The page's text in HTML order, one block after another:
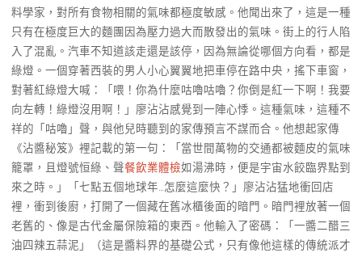
料學家，對所有食物相關的氣味都極度敏感。他聞出來了，這是一種
只有在極度巨大的麵團因為壓力過大而散發出的氣味。街上的行人陷
入了混亂。汽車不知道該走還是該停，因為無論從哪個方向看，都是
綠燈。一個穿著西裝的男人小心翼翼地把車停在路中央，搖下車窗，
對著紅綠燈大喊：「喂！你為什麼咕嚕咕嚕？你倒是紅一下啊！我要
向左轉！綠燈沒用啊！」廖沾沾感覺到一陣心悸。這種氣味，這種不
祥的「咕嚕」聲，與他兒時聽到的家傳預言不謀而合。他想起家傳
《沾醬秘笈》裡記載的第一句：「當世間萬物的交通都被麵皮的氣味
籠罩，且燈號恒綠、聲餐飲業體檢如湯沸時，便是宇宙水餃臨界點到
來之時。」「七點五個地球年…怎麼這麼快？」廖沾沾猛地衝回店
裡，衝到後廚，打開了一個藏在舊冰櫃後面的暗門。暗門裡放著一個
老舊的、像是古代金屬保險箱的東西。他輸入了密碼：「一醬二醋三
油四辣五蒜泥」（這是醬料界的基礎公式，只有像他這樣的傳統派才